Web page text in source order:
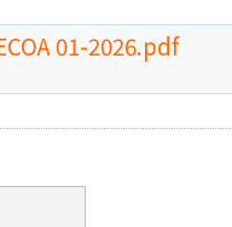
01-2026.pdf